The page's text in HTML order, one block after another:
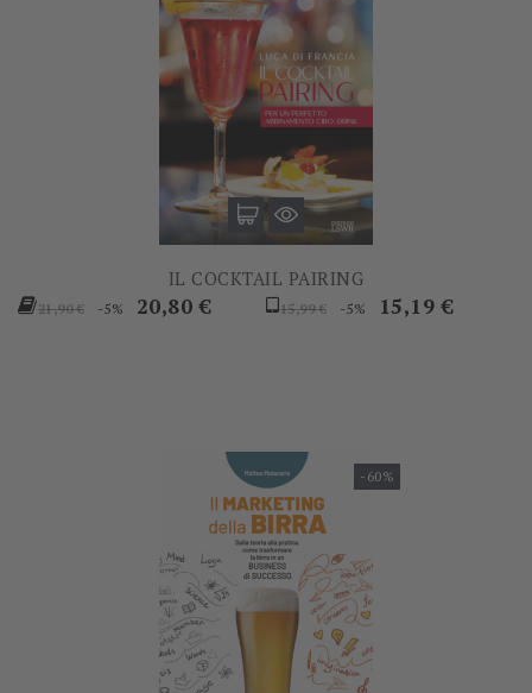
IL COCKTAIL PAIRING
Prezzo
21,90 € -5% Prezzo
20,80 €
Prezzo
15,99 € -5% Prezzo
15,19 €
-60%